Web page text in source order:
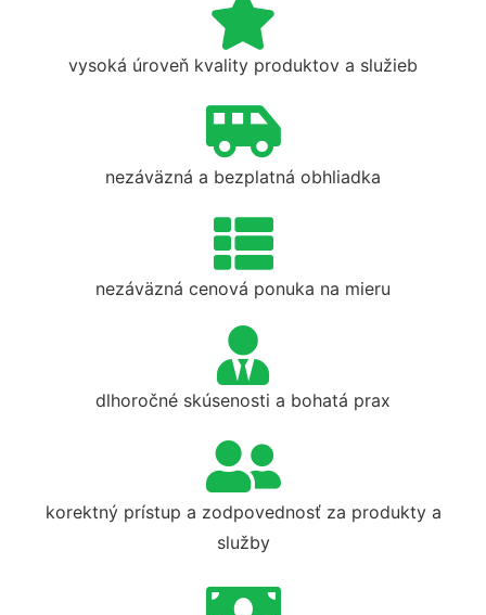
vysoká úroveň kvality produktov a služieb
nezáväzná a bezplatná obhliadka
nezáväzná cenová ponuka na mieru
dlhoročné skúsenosti a bohatá prax
korektný prístup a zodpovednosť za produkty a
služby